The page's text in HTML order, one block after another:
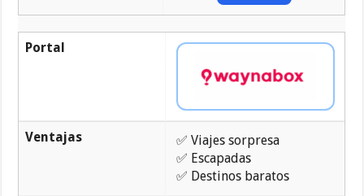
Portal
Ventajas
✅ Viajes sorpresa
✅ Escapadas
✅ Destinos baratos